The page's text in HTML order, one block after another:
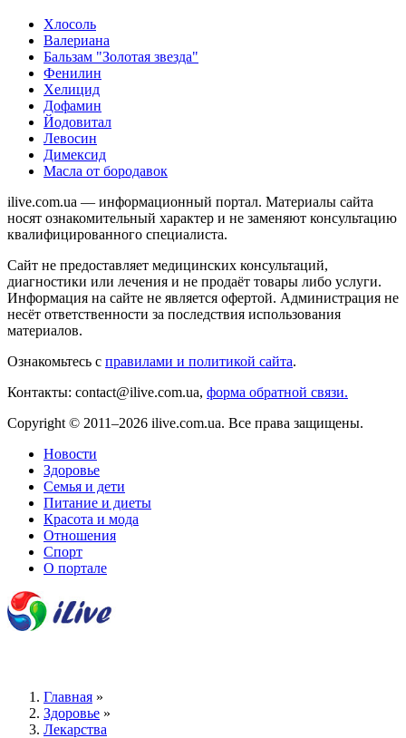
Хлосоль
Валериана
Бальзам "Золотая звезда"
Фенилин
Хелицид
Дофамин
Йодовитал
Левосин
Димексид
Масла от бородавок
ilive.com.ua — информационный портал. Материалы сайта
носят ознакомительный характер и не заменяют консультацию
квалифицированного специалиста.
Сайт не предоставляет медицинских консультаций,
диагностики или лечения и не продаёт товары либо услуги.
Информация на сайте не является офертой. Администрация не
несёт ответственности за последствия использования
материалов.
Ознакомьтесь с правилами и политикой сайта.
Контакты: contact@ilive.com.ua, форма обратной связи.
Copyright © 2011–2026 ilive.com.ua. Все права защищены.
Новости
Здоровье
Семья и дети
Питание и диеты
Красота и мода
Отношения
Спорт
О портале
Главная »
Здоровье »
Лекарства